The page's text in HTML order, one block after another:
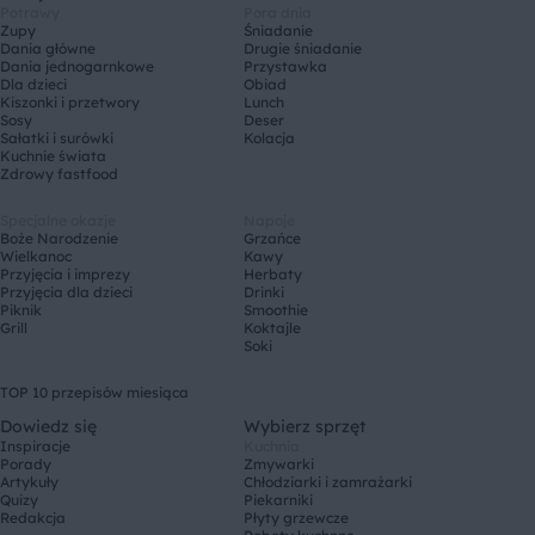
Zupy
Dania główne
Dania jednogarnkowe
Dla dzieci
Kiszonki i przetwory
Sosy
Sałatki i surówki
Kuchnie świata
Zdrowy fastfood
Śniadanie
Drugie śniadanie
Przystawka
Obiad
Lunch
Deser
Kolacja
Boże Narodzenie
Wielkanoc
Przyjęcia i imprezy
Przyjęcia dla dzieci
Piknik
Grill
Grzańce
Kawy
Herbaty
Drinki
Smoothie
Koktajle
Soki
TOP 10 przepisów miesiąca
Dowiedz się
Inspiracje
Porady
Artykuły
Quizy
Redakcja
Wybierz sprzęt
Zmywarki
Chłodziarki i zamrażarki
Piekarniki
Płyty grzewcze